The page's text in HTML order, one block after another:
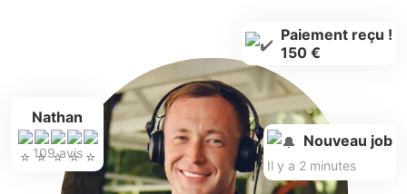
Nathan
109 avis
Paiement reçu !
150 €
Nouveau job
Il y a 2 minutes